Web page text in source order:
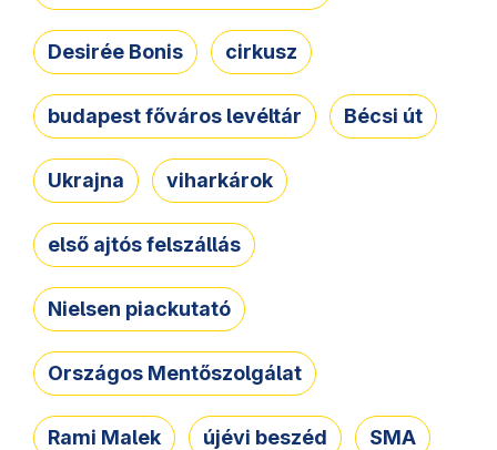
Desirée Bonis cirkusz
budapest főváros levéltár Bécsi út
Ukrajna viharkárok
első ajtós felszállás
Nielsen piackutató
Országos Mentőszolgálat
Rami Malek újévi beszéd SMA